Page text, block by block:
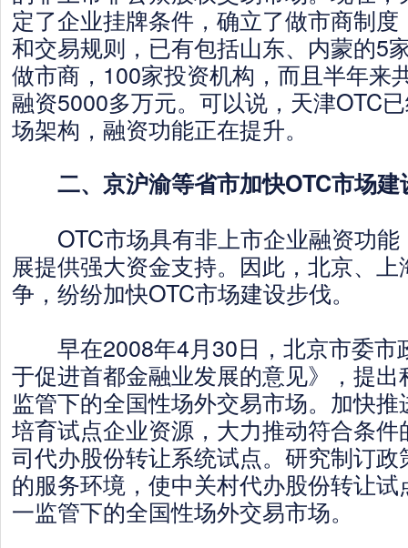
定了企业挂牌条件，确立了做市商制
和交易规则，已有包括山东、内蒙的5
做市商，100家投资机构，而且半年来
融资5000多万元。可以说，天津OTC
场架构，融资功能正在提升。
二、京沪渝等省市加快OTC市场建
OTC市场具有非上市企业融资功能
展提供强大资金支持。因此，北京、
争，纷纷加快OTC市场建设步伐。
早在2008年4月30日，北京市委市
于促进首都金融业发展的意见》，提
监管下的全国性场外交易市场。加快
培育试点企业资源，大力推动符合条
司代办股份转让系统试点。研究制订
的服务环境，使中关村代办股份转让
一监管下的全国性场外交易市场。